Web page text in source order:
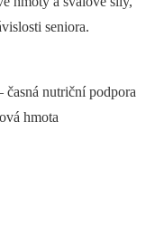
seniora.
časná nutriční podpora
hmota